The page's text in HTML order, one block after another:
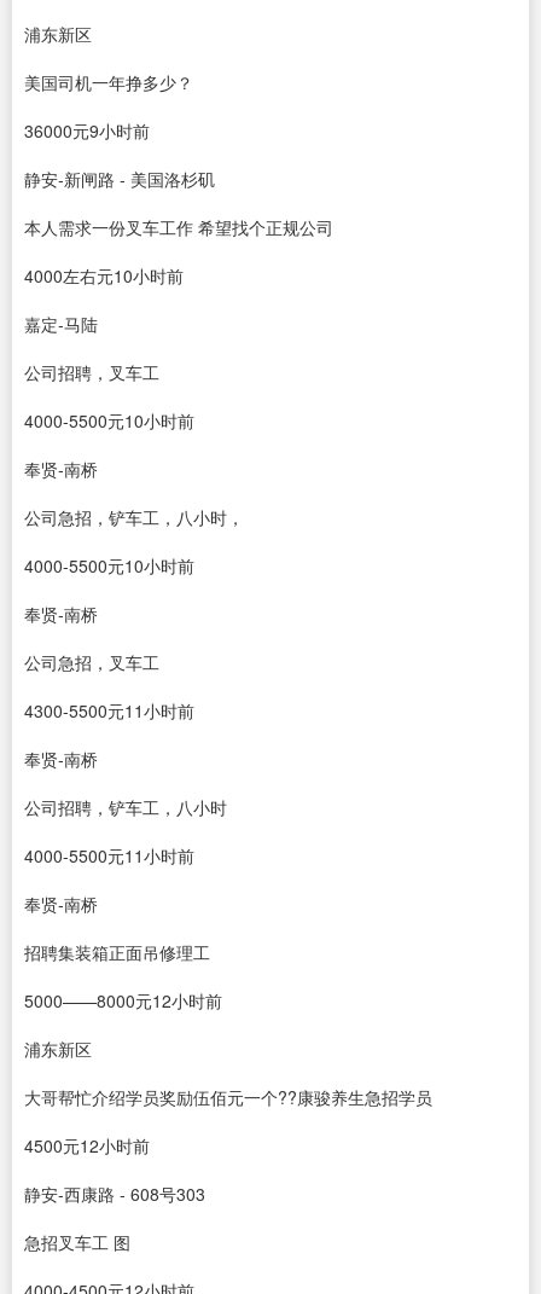
浦东新区
美国司机一年挣多少？
36000元9小时前
静安‐新闸路 ‐ 美国洛杉矶
本人需求一份叉车工作 希望找个正规公司
4000左右元10小时前
嘉定‐马陆
公司招聘，叉车工
4000-5500元10小时前
奉贤‐南桥
公司急招，铲车工，八小时，
4000-5500元10小时前
奉贤‐南桥
公司急招，叉车工
4300-5500元11小时前
奉贤‐南桥
公司招聘，铲车工，八小时
4000-5500元11小时前
奉贤‐南桥
招聘集装箱正面吊修理工
5000——8000元12小时前
浦东新区
大哥帮忙介绍学员奖励伍佰元一个??康骏养生急招学员
4500元12小时前
静安‐西康路 ‐ 608号303
急招叉车工 图